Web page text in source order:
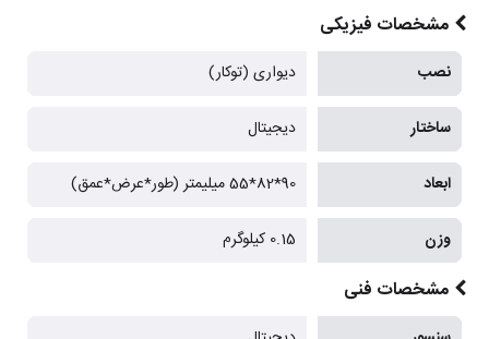
مشخصات فیزیکی
نصب دیواری (توکار)
ساختار دیجیتال
ابعاد 90*82*55 میلیمتر (طور*عرض*عمق)
وزن 0.15 کیلوگرم
مشخصات فنی